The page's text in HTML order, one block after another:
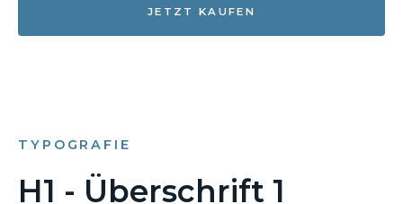
JETZT KAUFEN
TYPOGRAFIE
H1 - Überschrift 1